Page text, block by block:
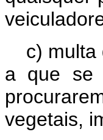
c) multa
a que se
vegetais,